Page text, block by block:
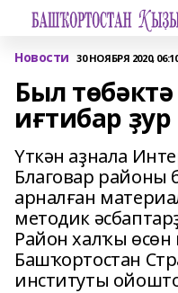
Новости 30 НОЯБРЯ 2020,
Был
иғтибар ҙур
Үткән аҙнала
Благовар
арналған
методик
Район халҡы
Башҡортостан
институты